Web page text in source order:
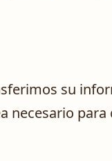
su
necesario